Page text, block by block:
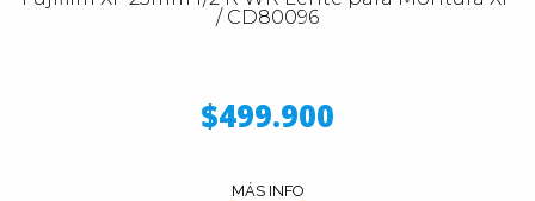
/ CD80096
$499.900
MÁS INFO